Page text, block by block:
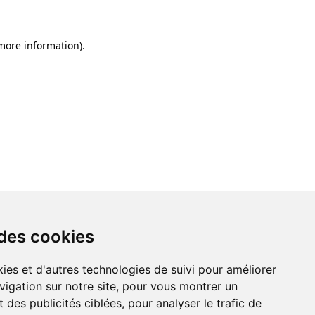
cookies
et d'autres technologies de suivi pour améliorer
sur notre site, pour vous montrer un
des publicités ciblées, pour analyser le trafic de
information).